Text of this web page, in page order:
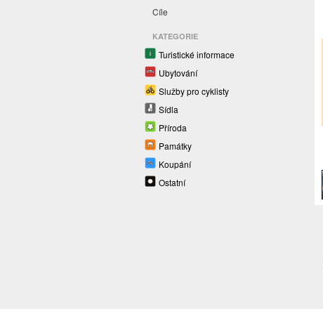
Cíle
KATEGORIE
Turistické informace
Ubytování
Služby pro cyklisty
Sídla
Příroda
Památky
Koupání
Ostatní